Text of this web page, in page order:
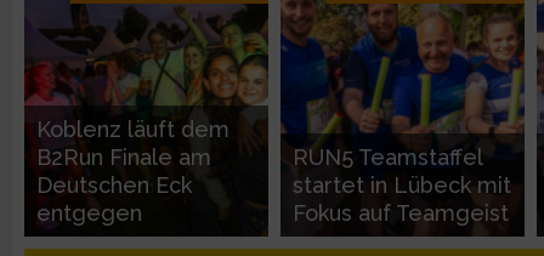
Koblenz läuft dem
B2Run Finale am
Deutschen Eck
entgegen
RUN5 Teamstaffel
startet in Lübeck mit
Fokus auf Teamgeist
Geräte anhand von aktiv angeforderten Informationen
Nicht-IAB-Verarbeitungszwecke:
Notwendig
Performance